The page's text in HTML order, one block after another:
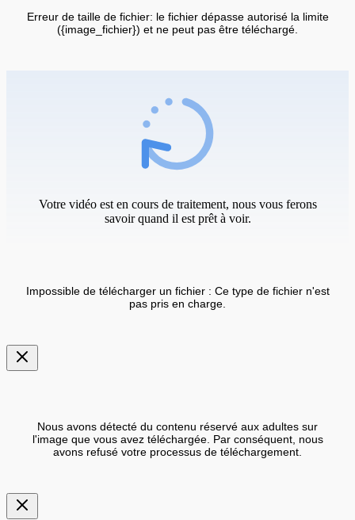
Erreur de taille de fichier: le fichier dépasse autorisé la limite
({image_fichier}) et ne peut pas être téléchargé.
Votre vidéo est en cours de traitement, nous vous ferons
savoir quand il est prêt à voir.
Impossible de télécharger un fichier : Ce type de fichier n'est
pas pris en charge.
Nous avons détecté du contenu réservé aux adultes sur
l'image que vous avez téléchargée. Par conséquent, nous
avons refusé votre processus de téléchargement.